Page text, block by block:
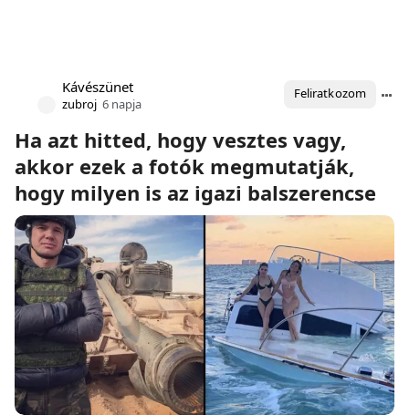
Kávészünet
zubroj 6 napja
Feliratkozom
Ha azt hitted, hogy vesztes vagy,
akkor ezek a fotók megmutatják,
hogy milyen is az igazi balszerencse